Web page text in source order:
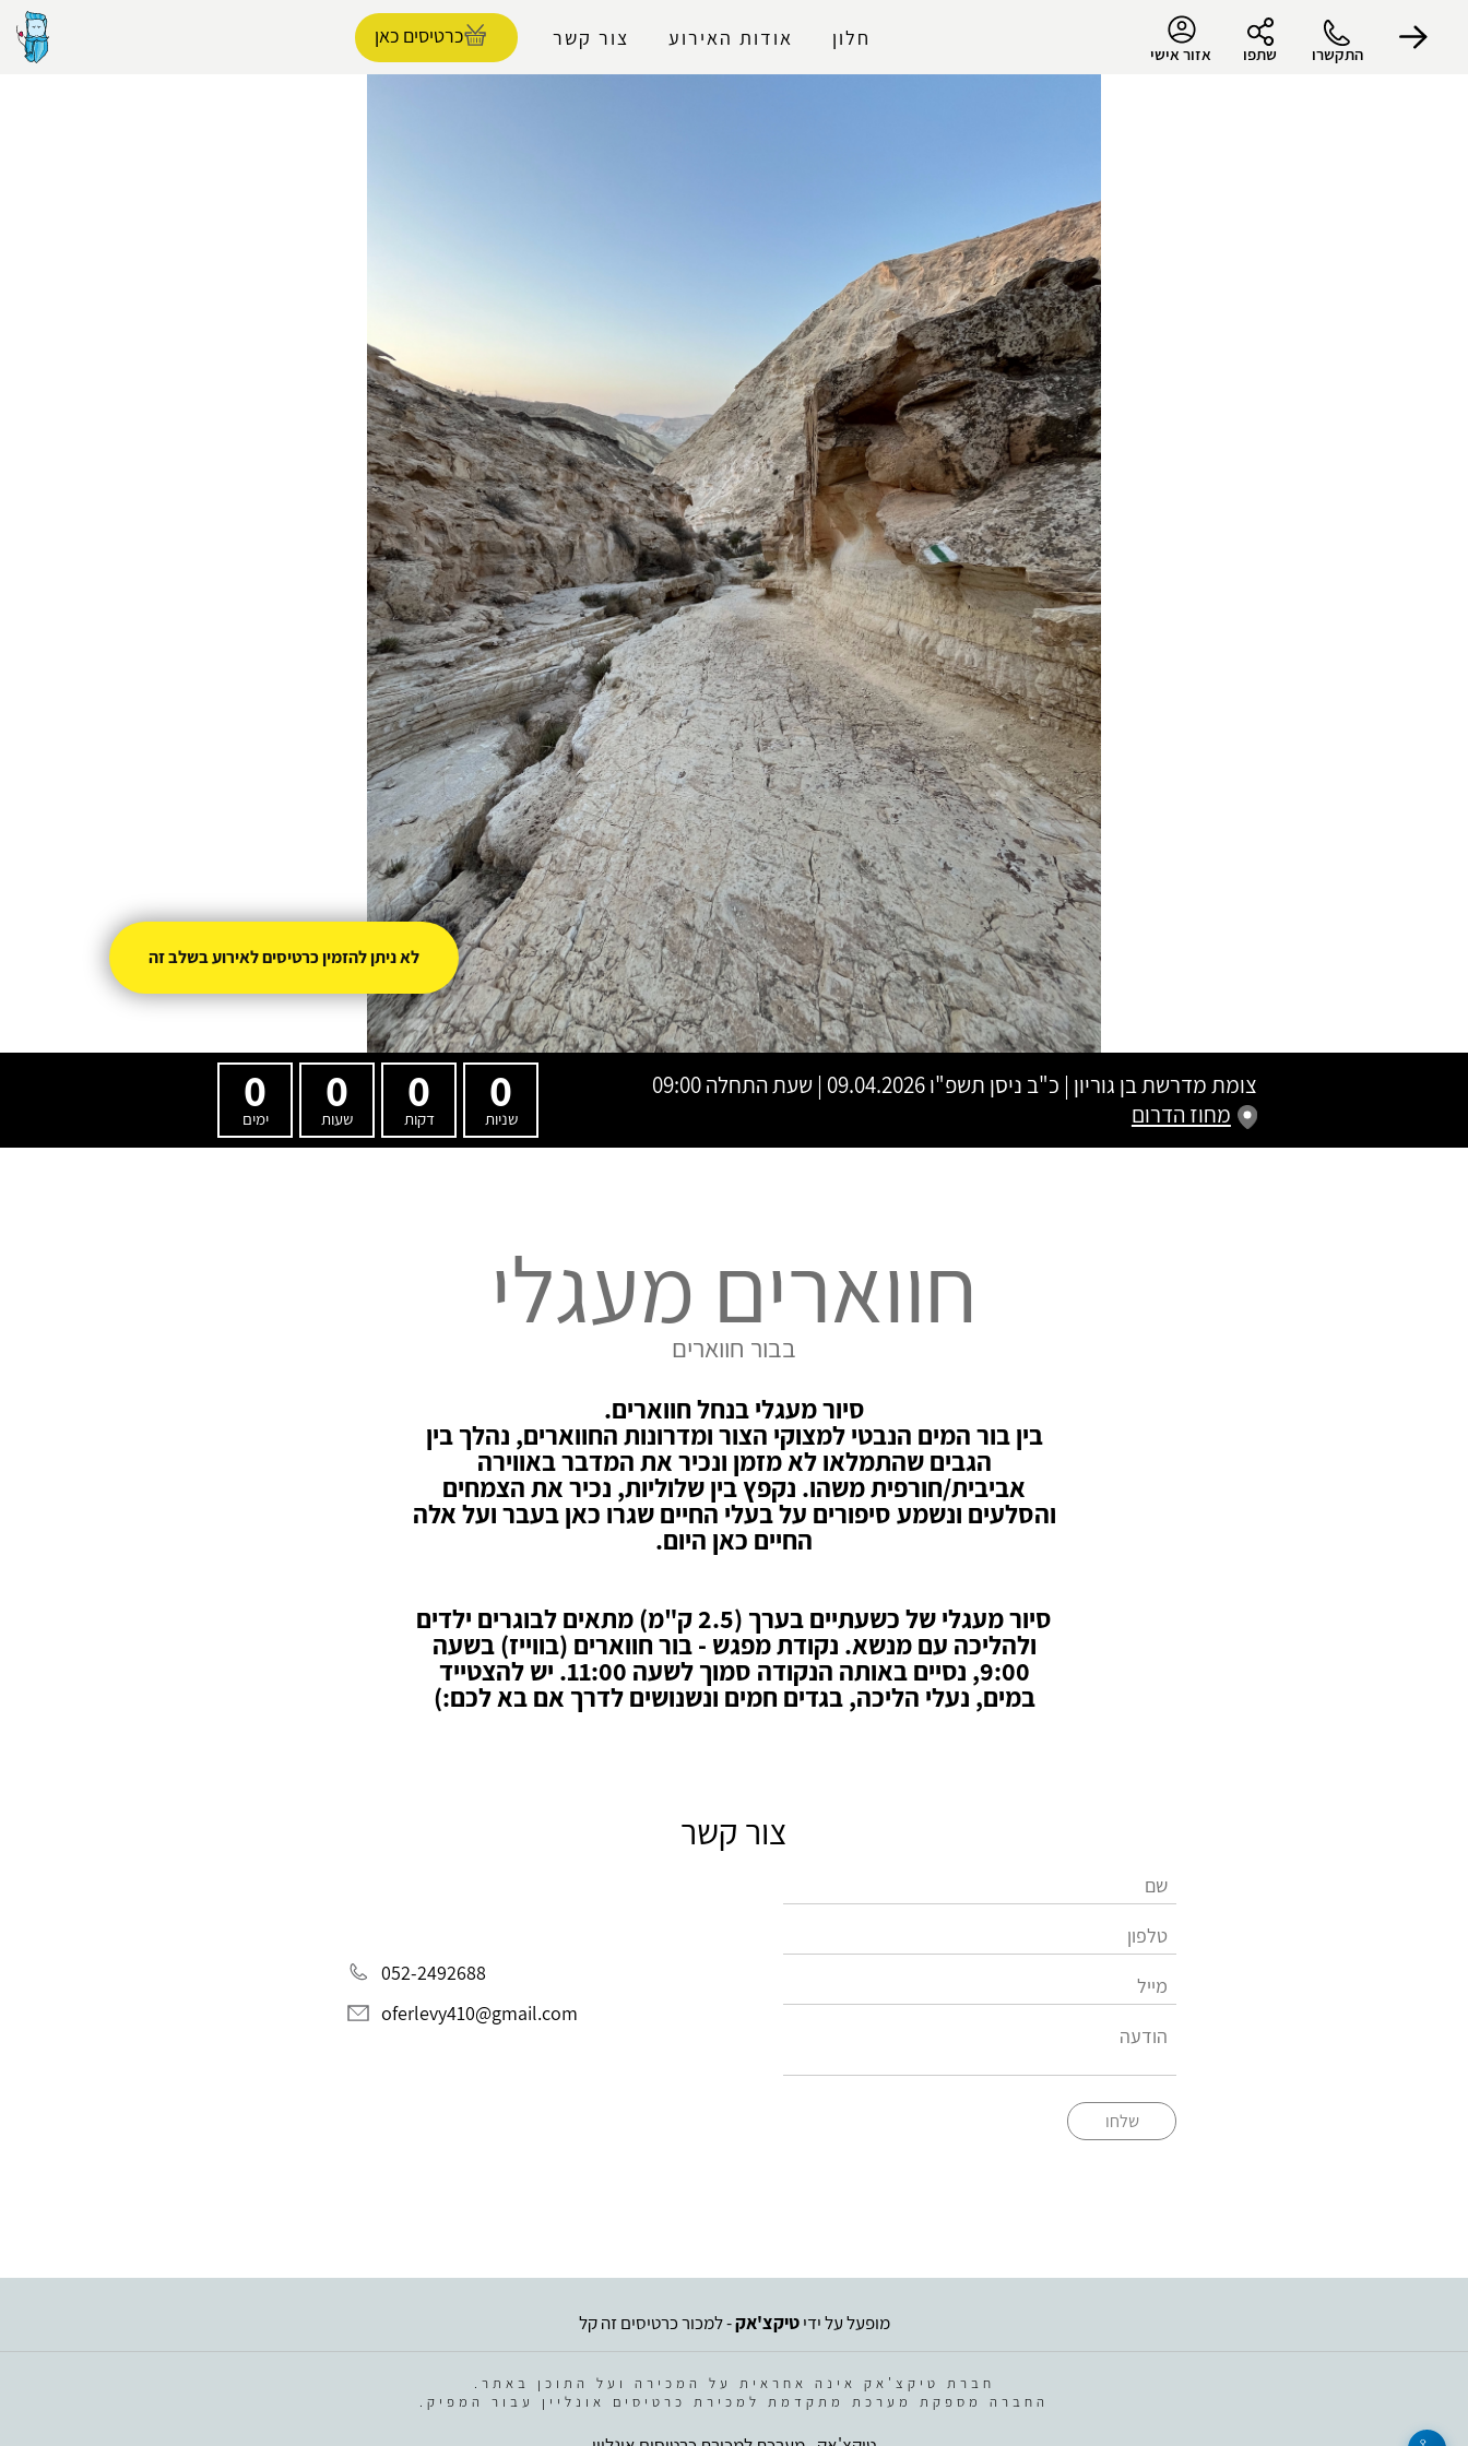
התקשרו שתפו אזור אישי
חלון אודות האירוע צור קשר כרטיסים כאן
צומת מדרשת בן גוריון | כ"ב ניסן תשפ"ו09.04.2026 | שעת התחלה 09:00
מחוז הדרום
0
שניות
0
דקות
0
שעות
0
ימים
חווארים מעגלי
בבור חווארים
סיור מעגלי בנחל חווארים.
בין בור המים הנבטי למצוקי הצור ומדרונות החווארים, נהלך בין
הגבים שהתמלאו לא מזמן ונכיר את המדבר באווירה
אביבית/חורפית משהו. נקפץ בין שלוליות, נכיר את הצמחים
והסלעים ונשמע סיפורים על בעלי החיים שגרו כאן בעבר ועל אלה
החיים כאן היום.
סיור מעגלי של כשעתיים בערך (2.5 ק"מ) מתאים לבוגרים ילדים
ולהליכה עם מנשא. נקודת מפגש - בור חווארים (בווייז) בשעה
9:00, נסיים באותה הנקודה סמוך לשעה 11:00. יש להצטייד
במים, נעלי הליכה, בגדים חמים ונשנושים לדרך אם בא לכם:)
צור קשר
שלחו
052-2492688
oferlevy410@gmail.com
מופעל על ידיטיקצ'אק- למכור כרטיסים זה קל
חברת טיקצ'אק אינה אחראית על המכירה ועל התוכן באתר.
החברה מספקת מערכת מתקדמת למכירת כרטיסים אונליין עבור המפיק.
לא ניתן להזמין כרטיסים לאירוע בשלב זה